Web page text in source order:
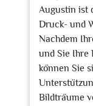
Augustin ist
Druck- und
Nachdem
und Sie Ihre
können Sie
Bildträume